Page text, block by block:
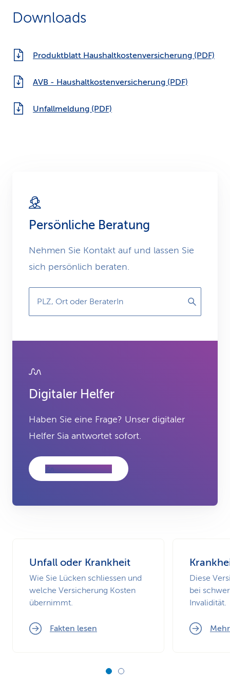
Downloads
Produktblatt Haushaltkostenversicherung (PDF)
AVB - Haushaltkostenversicherung (PDF)
Unfallmeldung (PDF)
Persönliche Beratung
Nehmen Sie Kontakt auf und lassen Sie
sich persönlich beraten.
PLZ, Ort oder BeraterIn
Digitaler Helfer
Haben Sie eine Frage? Unser digitaler
Helfer Sia antwortet sofort.
Unfall oder Krankheit
Wie Sie Lücken schliessen und
welche Versicherung Kosten
übernimmt.
Fakten lesen
Diese
bei
Invalidität.